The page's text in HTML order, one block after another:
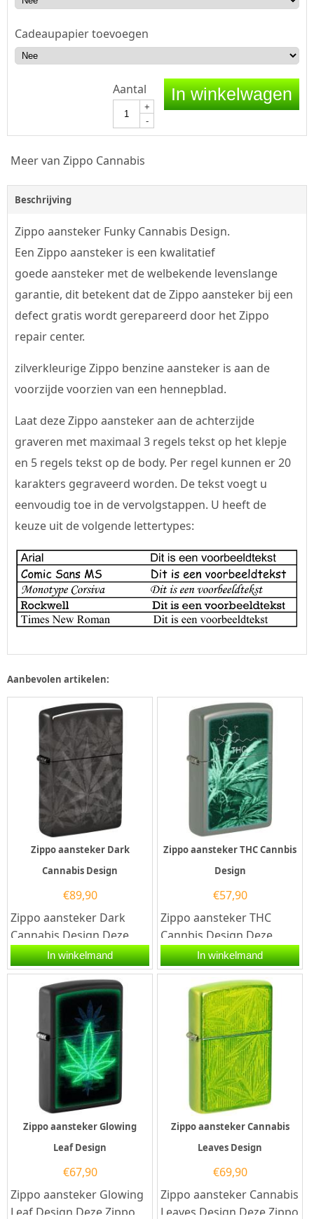
Cadeaupapier toevoegen
Aantal
+
-
In winkelwagen
Meer van Zippo Cannabis
Beschrijving
Zippo aansteker Funky Cannabis Design.
Een Zippo aansteker is een kwalitatief
goede aansteker met de welbekende levenslange
garantie, dit betekent dat de Zippo aansteker bij een
defect gratis wordt gerepareerd door het Zippo
repair center.
zilverkleurige Zippo benzine aansteker is aan de
voorzijde voorzien van een hennepblad.
Laat deze Zippo aansteker aan de achterzijde
graveren met maximaal 3 regels tekst op het klepje
en 5 regels tekst op de body. Per regel kunnen er 20
karakters gegraveerd worden. De tekst voegt u
eenvoudig toe in de vervolgstappen. U heeft de
keuze uit de volgende lettertypes:
Aanbevolen artikelen:
Zippo aansteker Dark
Cannabis Design
€89,90
Zippo aansteker Dark
Cannabis Design.Deze
Zippo aansteker heeft
een hoogglans
zwarte afwerking...
In winkelmand
Zippo aansteker THC Cannbis
Design
€57,90
Zippo aansteker THC
Cannbis Design.Deze
Zippo aansteker heeft
een matt sage afwerking
met op...
In winkelmand
Zippo aansteker Glowing
Leaf Design
€67,90
Zippo aansteker Glowing
Leaf Design.Deze Zippo
Zippo aansteker Cannabis
Leaves Design
€69,90
Zippo aansteker Cannabis
Leaves Design.Deze Zippo